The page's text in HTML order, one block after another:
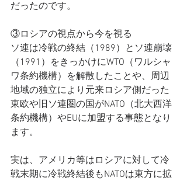
だったのです。
③ロシアの視点から今を視る
ソ連は冷戦の終結（1989）とソ連崩壊
（1991）をきっかけにWTO（ワルシャ
ワ条約機構）を解散したことや、周辺
地域の独立により元来ロシア側だった
東欧や旧ソ連圏の国がNATO（北大西洋
条約機構）やEUに加盟する事態となり
ます。
実は、アメリカ等はロシアに対して冷
戦末期に冷戦終結後もNATOは東方に拡